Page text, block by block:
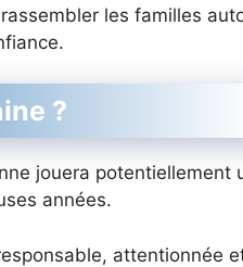
les familles
?
jouera potentiellement
années.
attentionnée